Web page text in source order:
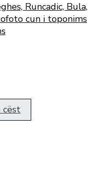
Runcadic, Bula,
cun i toponims